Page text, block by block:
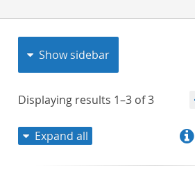
Show sidebar
Displaying results 1–3 of3
Expand all